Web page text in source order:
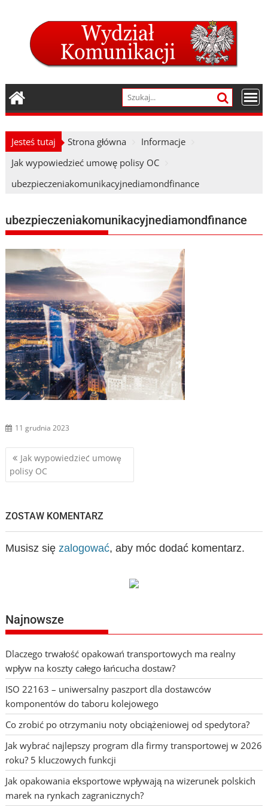
Jesteś tutaj Strona główna
Informacje
Jak wypowiedzieć umowę polisy OC
ubezpieczeniakomunikacyjnediamondfinance
ubezpieczeniakomunikacyjnediamondfinance
11 grudnia 2023
Nawigacja
wpisu
Jak wypowiedzieć umowę
polisy OC
ZOSTAW KOMENTARZ
Musisz się zalogować, aby móc dodać komentarz.
Najnowsze
Dlaczego trwałość opakowań transportowych ma realny
wpływ na koszty całego łańcucha dostaw?
ISO 22163 – uniwersalny paszport dla dostawców
komponentów do taboru kolejowego
Co zrobić po otrzymaniu noty obciążeniowej od spedytora?
Jak wybrać najlepszy program dla firmy transportowej w 2026
roku? 5 kluczowych funkcji
Jak opakowania eksportowe wpływają na wizerunek polskich
marek na rynkach zagranicznych?